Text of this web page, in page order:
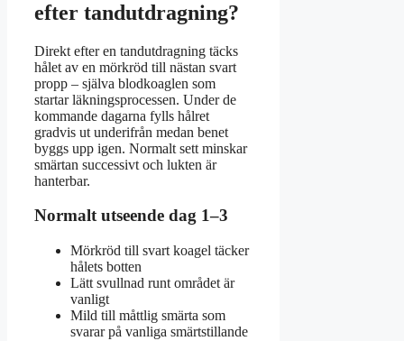
efter tandutdragning?
Direkt efter en tandutdragning täcks
hålet av en mörkröd till nästan svart
propp – själva blodkoaglen som
startar läkningsprocessen. Under de
kommande dagarna fylls hålret
gradvis ut underifrån medan benet
byggs upp igen. Normalt sett minskar
smärtan successivt och lukten är
hanterbar.
Normalt utseende dag 1–3
Mörkröd till svart koagel täcker
hålets botten
Lätt svullnad runt området är
vanligt
Mild till måttlig smärta som
svarar på vanliga smärtstillande